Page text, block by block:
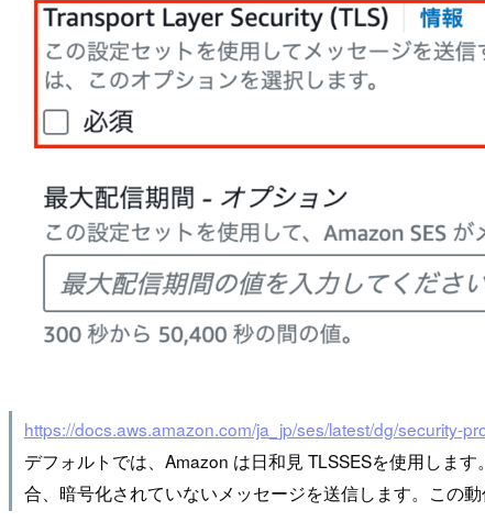
https://docs.aws.amazon.com/ja_jp/ses/latest/dg/security-
デフォルトでは、Amazon は日和見 TLSSESを使用しま
合、暗号化されていないメッセージを送信します。この